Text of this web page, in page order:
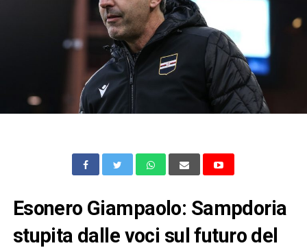
Esonero Giampaolo: Sampdoria
stupita dalle voci sul futuro del